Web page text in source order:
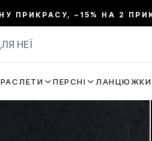
ПРИКРАСУ, –15% НА 2
НЕЇ
ПЕРСНІ ЛАНЦЮЖКИ